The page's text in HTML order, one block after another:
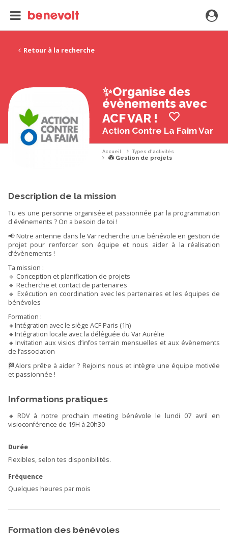
Retour à la recherche
✨Organise des
évènements avec
ACF VAR !
Action Contre La Faim Var
Accueil Types d'activités
Gestion de projets
Description de la mission
Tu es une personne organisée et passionnée par la programmation
d'événements ? On a besoin de toi !
📢 Notre antenne dans le Var recherche un.e bénévole en gestion de
projet pour renforcer son équipe et nous aider à la réalisation
d’évènements !
Ta mission :
🔹 Conception et planification de projets
🔹 Recherche et contact de partenaires
🔹 Exécution en coordination avec les partenaires et les équipes de
bénévoles
Formation :
🔸Intégration avec le siège ACF Paris (1h)
🔸Intégration locale avec la déléguée du Var Aurélie
🔸Invitation aux visios d’infos terrain mensuelles et aux évènements
de l’association
🏁Alors prêt·e à aider ? Rejoins nous et intègre une équipe motivée
et passionnée !
Informations pratiques
🔸RDV à notre prochain meeting bénévole le lundi 07 avril en
visioconférence de 19H à 20h30
Durée
Flexibles, selon tes disponibilités.
Fréquence
Quelques heures par mois
Formation des bénévoles